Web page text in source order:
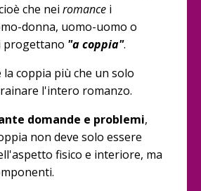
che nei romance i
donna, uomo-uomo o
progettano "a coppia".
coppia più che un solo
l'intero romanzo.
domande e problemi,
non deve solo essere
fisico e interiore, ma